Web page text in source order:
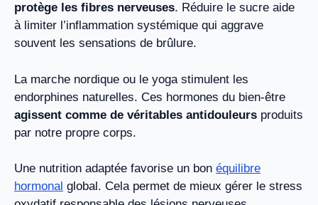
protège les fibres nerveuses. Réduire le sucre aide
à limiter l’inflammation systémique qui aggrave
souvent les sensations de brûlure.
La marche nordique ou le yoga stimulent les
endorphines naturelles. Ces hormones du bien-être
agissent comme de véritables antidouleurs produits
par notre propre corps.
Une nutrition adaptée favorise un bon équilibre
hormonal global. Cela permet de mieux gérer le stress